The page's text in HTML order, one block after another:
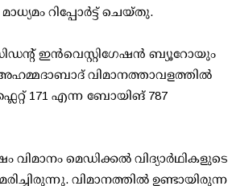
റിപ്പോർട്ട് ചെയ്തു.
ഇൻവെസ്റ്റിഗേഷൻ ബ്യൂറോയും
വിമാനത്താവളത്തിൽ
171 എന്ന ബോയിങ് 787
മെഡിക്കൽ വിദ്യാർഥികളുടെ
വിമാനത്തിൽ ഉണ്ടായിരുന്ന